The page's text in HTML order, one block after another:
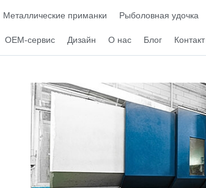
Металлические приманки Рыболовная удочка
OEM-сервис Дизайн О нас Блог Контакт